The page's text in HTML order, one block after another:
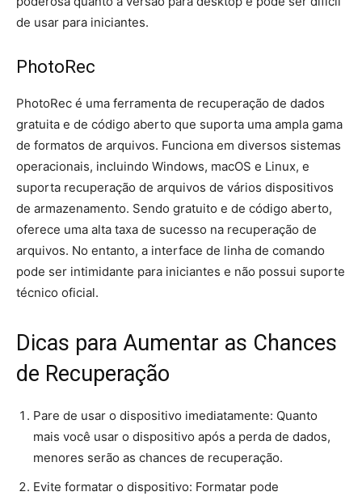
de usar para iniciantes.
PhotoRec
PhotoRec é uma ferramenta de recuperação de dados
gratuita e de código aberto que suporta uma ampla gama
de formatos de arquivos. Funciona em diversos sistemas
operacionais, incluindo Windows, macOS e Linux, e
suporta recuperação de arquivos de vários dispositivos
de armazenamento. Sendo gratuito e de código aberto,
oferece uma alta taxa de sucesso na recuperação de
arquivos. No entanto, a interface de linha de comando
pode ser intimidante para iniciantes e não possui suporte
técnico oficial.
Dicas para Aumentar as Chances
de Recuperação
Pare de usar o dispositivo imediatamente: Quanto
mais você usar o dispositivo após a perda de dados,
menores serão as chances de recuperação.
Evite formatar o dispositivo: Formatar pode